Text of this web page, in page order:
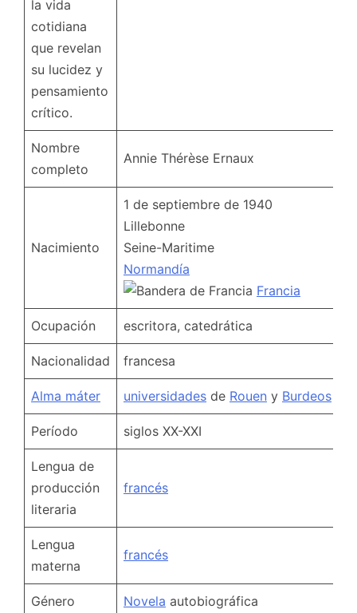
la vida
cotidiana
que revelan
su lucidez y
pensamiento
crítico.
Nombre
completo
Annie Thérèse Ernaux
Nacimiento
1 de septiembre de 1940
Lillebonne
Seine-Maritime
Normandía
Francia
Ocupación escritora, catedrática
Nacionalidad francesa
Alma máter universidades de Rouen y Burdeos
Período siglos XX-XXI
Lengua de
producción
literaria
francés
Lengua
materna
francés
Género Novela autobiográfica